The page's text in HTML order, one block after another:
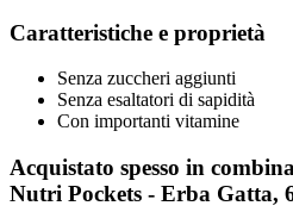
Caratteristiche e proprietà
Senza zuccheri aggiunti
Senza esaltatori di sapidità
Con importanti vitamine
Acquistato spesso in
Nutri Pockets - Erba Gatta,